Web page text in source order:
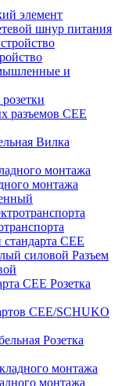
элемент
шнур питания
и
разъемов CEE
Вилка
монтажа
CEE
Разъем
Розетка
CEE/SCHUKO
Розетка
монтажа